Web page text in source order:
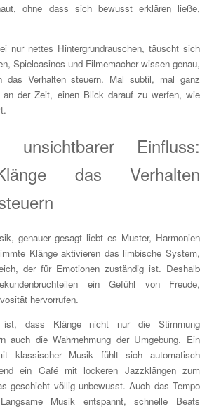
ohne dass sich bewusst erklären ließe,
nur nettes Hintergrundrauschen, täuscht sich
Spielcasinos und Filmemacher wissen genau,
Verhalten steuern. Mal subtil, mal ganz
der Zeit, einen Blick darauf zu werfen, wie
Einfluss:
das Verhalten
genauer gesagt liebt es Muster, Harmonien
Klänge aktivieren das limbische System,
der für Emotionen zuständig ist. Deshalb
ein Gefühl von Freude,
hervorrufen.
ist, dass Klänge nicht nur die Stimmung
auch die Wahrnehmung der Umgebung. Ein
klassischer Musik fühlt sich automatisch
ein Café mit lockeren Jazzklängen zum
geschieht völlig unbewusst. Auch das Tempo
Musik entspannt, schnelle Beats